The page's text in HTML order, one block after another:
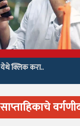
क्लिक करा..